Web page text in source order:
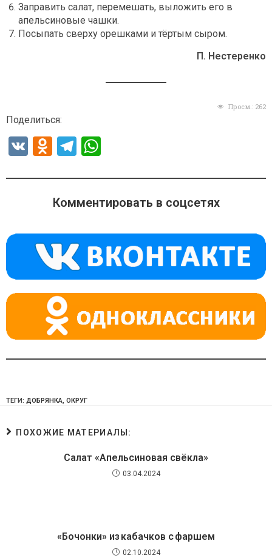
Заправить салат, перемешать, выложить его в
апельсиновые чашки.
Посыпать сверху орешками и тёртым сыром.
П. Нестеренко
Просм.: 262
Поделиться:
V
O
n
o
a
ss
ni
ki
T
e
gr
m
at
s
p
p
Комментировать в соцсетях
ТЕГИ: ДОБРЯНКА, ОКРУГ
ПОХОЖИЕ МАТЕРИАЛЫ:
Салат «Апельсиновая свёкла»
03.04.2024
«Бочонки» из кабачков с фаршем
02.10.2024